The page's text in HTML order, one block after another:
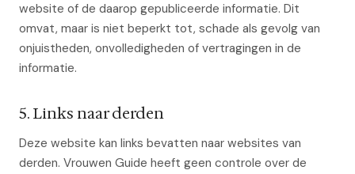
website of de daarop gepubliceerde informatie. Dit
omvat, maar is niet beperkt tot, schade als gevolg van
onjuistheden, onvolledigheden of vertragingen in de
informatie.
5. Links naar derden
Deze website kan links bevatten naar websites van
derden. Vrouwen Guide heeft geen controle over de